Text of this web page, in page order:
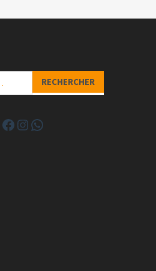
Facebook
Instagram
WhatsApp